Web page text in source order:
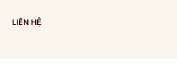
LIÊN HỆ